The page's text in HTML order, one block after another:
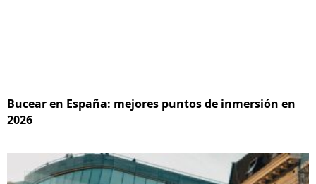
Bucear en España: mejores puntos de inmersión en
2026